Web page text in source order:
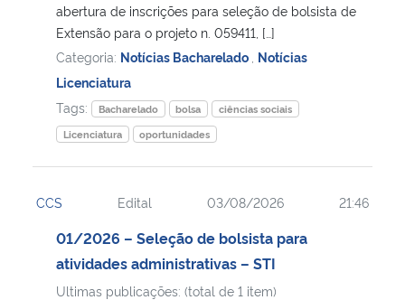
Controladoria-Geral da União
Ministério da Mulher, da Família e dos Direitos Humanos
Secretaria-Geral
Secretaria de Governo
Gabinete de Segurança Institucional
Advocacia-Geral da União
abertura de inscrições para seleção de bolsista de
Extensão para o projeto n. 059411, […]
Categoria: Notícias Bacharelado Notícias
Licenciatura
Tags:
Bacharelado bolsa
ciências sociais
Licenciatura
oportunidades
CCS Edital 03/08/2026 21:46
01/2026 – Seleção de bolsista para
atividades administrativas – STI
Ultimas publicações: (total de 1 item)